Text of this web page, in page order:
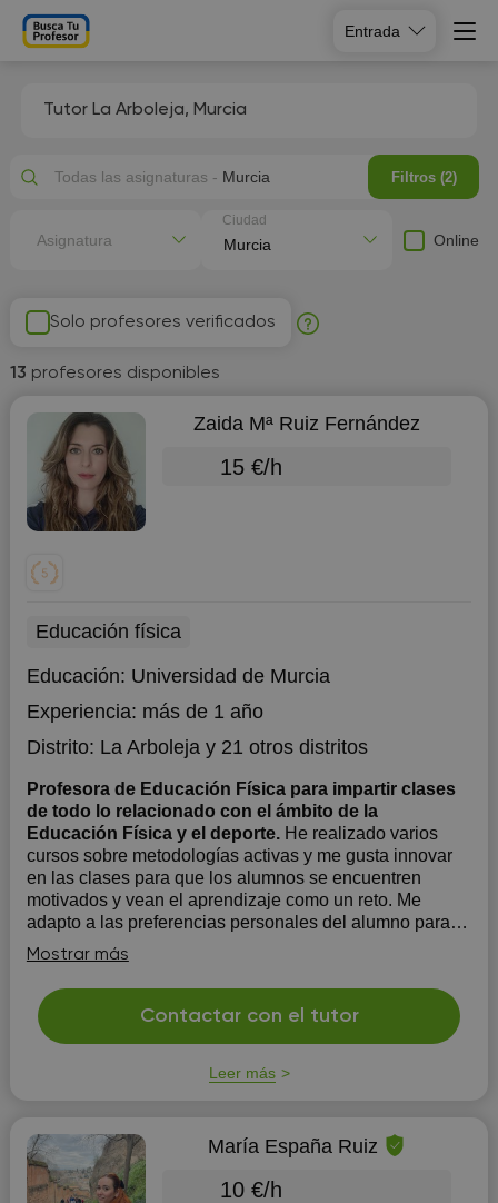
Entrada
Tutor La Arboleja, Murcia
Solo profesores verificados
13 profesores disponibles
Zaida Mª Ruiz Fernández
15 €/h
Educación física
Educación: Universidad de Murcia
Experiencia: más de 1 año
Distrito: La Arbolejay 21 otros distritos
Profesora de Educación Física para impartir clases
de todo lo relacionado con el ámbito de la
Educación Física y el deporte. He realizado varios
cursos sobre metodologías activas y me gusta innovar
en las clases para que los alumnos se encuentren
motivados y vean el aprendizaje como un reto. Me
adapto a las preferencias personales del alumno para
su aprendizaje y sus necesidades individuales.
Mostrar más
Contactar con el tutor
Leer más
María España Ruiz
10 €/h
Todas las asignaturas - Murcia Filtros (2)
Asignatura
Ciudad
Online